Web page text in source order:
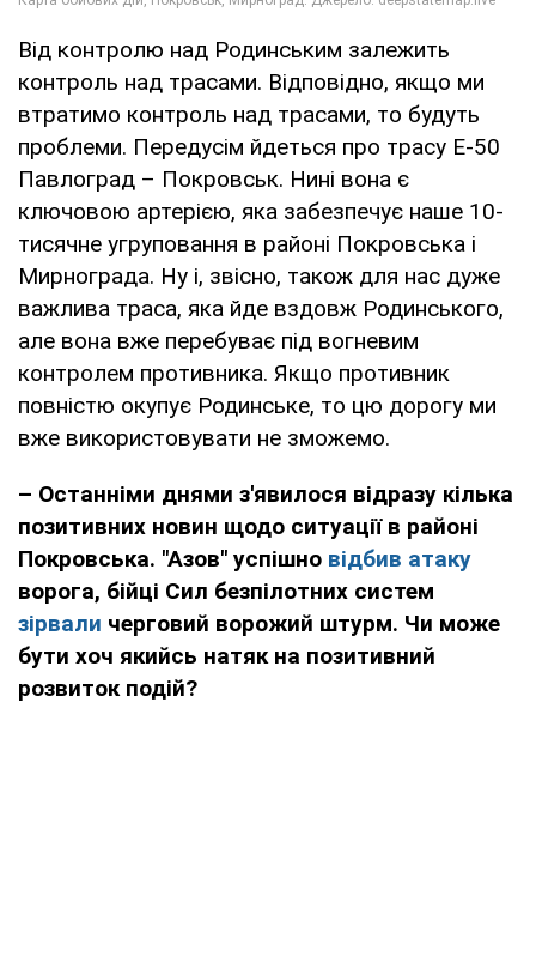
Від контролю над Родинським залежить
контроль над трасами. Відповідно, якщо ми
втратимо контроль над трасами, то будуть
проблеми. Передусім йдеться про трасу Е-50
Павлоград – Покровськ. Нині вона є
ключовою артерією, яка забезпечує наше 10-
тисячне угруповання в районі Покровська і
Мирнограда. Ну і, звісно, також для нас дуже
важлива траса, яка йде вздовж Родинського,
але вона вже перебуває під вогневим
контролем противника. Якщо противник
повністю окупує Родинське, то цю дорогу ми
вже використовувати не зможемо.
– Останніми днями з'явилося відразу кілька
позитивних новин щодо ситуації в районі
Покровська. "Азов" успішно відбив атаку
ворога, бійці Сил безпілотних систем
зірвали черговий ворожий штурм. Чи може
бути хоч якийсь натяк на позитивний
розвиток подій?